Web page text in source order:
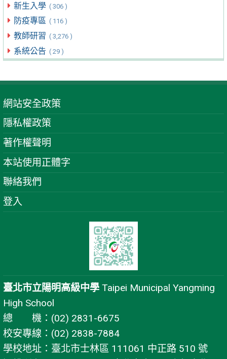
新生入學 ( 306 )
防疫專區 ( 116 )
教師研習 ( 3,276 )
系統公告 ( 29 )
網站安全政策
隱私權政策
著作權聲明
本站使用正體字
聯絡我們
登入
臺北市立陽明高級中學 Taipei Municipal Yangming
High School
總 機：(02) 2831-6675
校安專線：(02) 2838-7884
學校地址：臺北市士林區 111061 中正路 510 號